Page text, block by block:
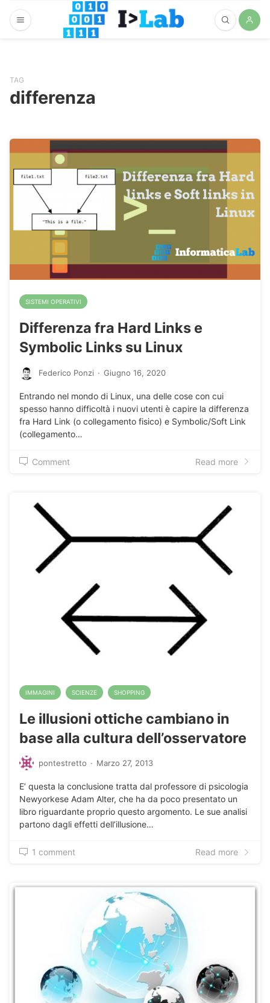
TAG
differenza
SISTEMI OPERATIVI
Differenza fra Hard Links e
Symbolic Links su Linux
Federico Ponzi · Giugno 16, 2020
Entrando nel mondo di Linux, una delle cose con cui
spesso hanno difficoltà i nuovi utenti è capire la differenza
fra Hard Link (o collegamento fisico) e Symbolic/Soft Link
(collegamento…
Comment Read more
IMMAGINI SCIENZE SHOPPING
Le illusioni ottiche cambiano in
base alla cultura dell’osservatore
pontestretto · Marzo 27, 2013
E’ questa la conclusione tratta dal professore di psicologia
Newyorkese Adam Alter, che ha da poco presentato un
libro riguardante proprio questo argomento. Le sue analisi
partono dagli effetti dell’illusione…
1 comment Read more